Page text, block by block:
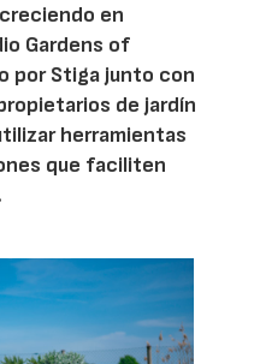
en
Gardens of
por Stiga junto con
de jardín
herramientas
que faciliten